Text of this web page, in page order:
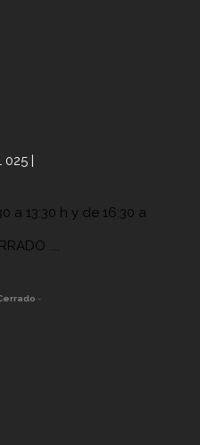
|
a 13:30 h y de 16:30 a
....
-